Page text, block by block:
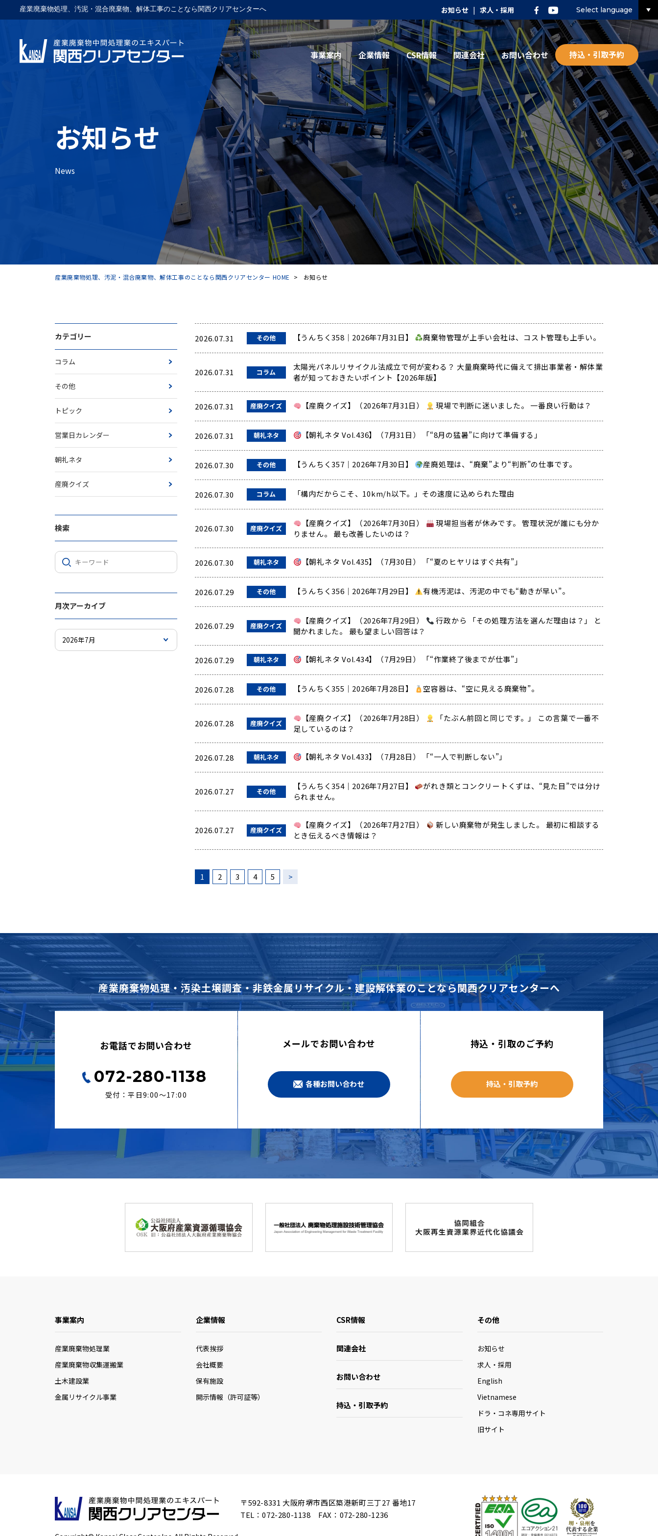
産業廃棄物処理、汚泥・混合廃棄物、解体工事のことなら関西クリアセンターへ お知らせ | 求人・採用 Select language
事業案内 企業情報 CSR情報 関連会社 お問い合わせ 持込・引取予約
お知らせ
News
産業廃棄物処理、汚泥・混合廃棄物、解体工事のことなら関西クリアセンター HOME > お知らせ
カテゴリー
コラム
その他
トピック
営業日カレンダー
朝礼ネタ
産廃クイズ
検索
月次アーカイブ
2026.07.31 その他 【うんちく358｜2026年7月31日】 廃棄物管理が上手い会社は、コスト管理も上手い。
2026.07.31 コラム
太陽光パネルリサイクル法成立で何が変わる？ 大量廃棄時代に備えて排出事業者・解体業
者が知っておきたいポイント【2026年版】
2026.07.31 産廃クイズ 【産廃クイズ】（2026年7月31日） 現場で判断に迷いました。 一番良い行動は？
2026.07.31 朝礼ネタ 【朝礼ネタ Vol.436】（7月31日） 「“8月の猛暑”に向けて準備する」
2026.07.30 その他 【うんちく357｜2026年7月30日】 産廃処理は、“廃棄”より“判断”の仕事です。
2026.07.30 コラム 「構内だからこそ、10km/h以下。」その速度に込められた理由
2026.07.30 産廃クイズ 【産廃クイズ】（2026年7月30日）
現場担当者が休みです。 管理状況が誰にも分か
りません。 最も改善したいのは？
2026.07.30 朝礼ネタ 【朝礼ネタ Vol.435】（7月30日） 「“夏のヒヤリはすぐ共有”」
2026.07.29 その他 【うんちく356｜2026年7月29日】 有機汚泥は、汚泥の中でも“動きが早い”。
2026.07.29 産廃クイズ 【産廃クイズ】（2026年7月29日）
行政から 「その処理方法を選んだ理由は？」 と
聞かれました。 最も望ましい回答は？
2026.07.29 朝礼ネタ 【朝礼ネタ Vol.434】（7月29日） 「“作業終了後までが仕事”」
2026.07.28 その他 【うんちく355｜2026年7月28日】 空容器は、“空に見える廃棄物”。
2026.07.28 産廃クイズ 【産廃クイズ】（2026年7月28日）
「たぶん前回と同じです。」 この言葉で一番不
足しているのは？
2026.07.28 朝礼ネタ 【朝礼ネタ Vol.433】（7月28日） 「“一人で判断しない”」
2026.07.27 その他 【うんちく354｜2026年7月27日】
がれき類とコンクリートくずは、“見た目”では分け
られません。
2026.07.27 産廃クイズ 【産廃クイズ】（2026年7月27日）
新しい廃棄物が発生しました。 最初に相談する
とき伝えるべき情報は？
1 2 3 4 5 >
産業廃棄物処理・汚染土壌調査・非鉄金属リサイクル・建設解体業のことなら関西クリアセンターへ
お電話でお問い合わせ
072-280-1138
受付：平日9:00〜17:00
メールでお問い合わせ
各種お問い合わせ
持込・引取のご予約
持込・引取予約
事業案内
産業廃棄物処理業
産業廃棄物収集運搬業
土木建設業
金属リサイクル事業
企業情報
代表挨拶
会社概要
保有施設
開示情報（許可証等）
CSR情報
関連会社
お問い合わせ
持込・引取予約
その他
お知らせ
求人・採用
English
Vietnamese
ドラ・コネ専用サイト
旧サイト
〒592-8331 大阪府堺市西区築港新町三丁27 番地17
TEL：072-280-1138 FAX：072-280-1236